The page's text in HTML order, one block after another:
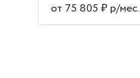
от 75 805 ₽ р/мес.